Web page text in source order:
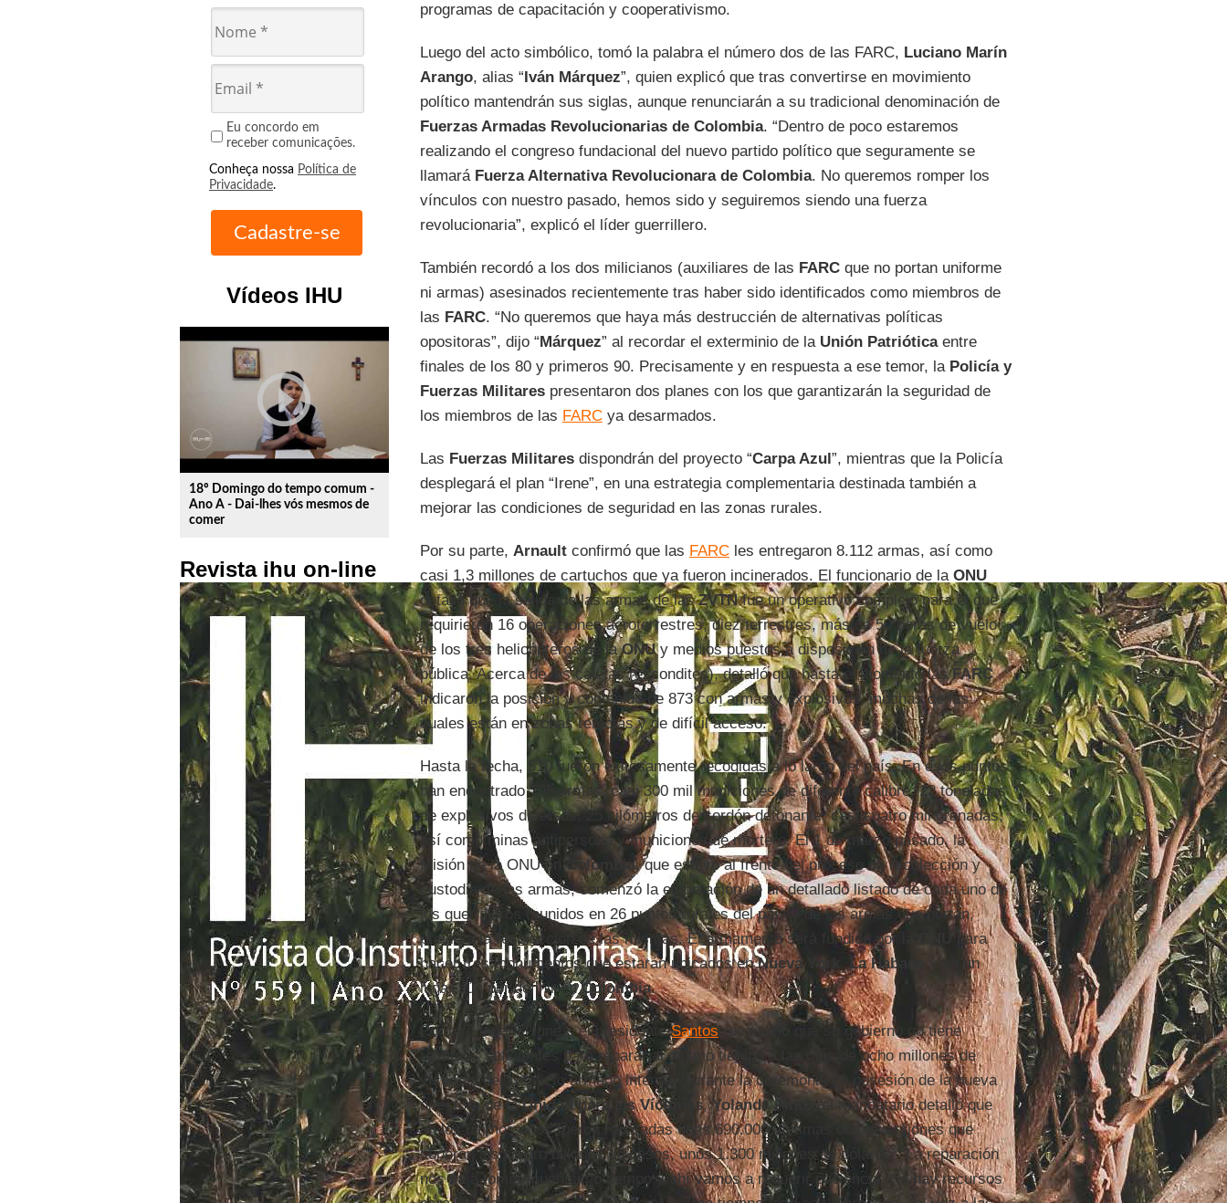
Eu concordo em
receber comunicações.
Conheça nossa Política de
Privacidade.
Vídeos IHU
play_circle_outline
18º Domingo do tempo comum -
Ano A - Dai-lhes vós mesmos de
comer
Revista ihu on-line
programas de capacitación y cooperativismo.
Luego del acto simbólico, tomó la palabra el número dos de las FARC, Luciano Marín
Arango, alias “Iván Márquez”, quien explicó que tras convertirse en movimiento
político mantendrán sus siglas, aunque renunciarán a su tradicional denominación de
Fuerzas Armadas Revolucionarias de Colombia. “Dentro de poco estaremos
realizando el congreso fundacional del nuevo partido político que seguramente se
llamará Fuerza Alternativa Revolucionara de Colombia. No queremos romper los
vínculos con nuestro pasado, hemos sido y seguiremos siendo una fuerza
revolucionaria”, explicó el líder guerrillero.
También recordó a los dos milicianos (auxiliares de las FARCque no portan uniforme
ni armas) asesinados recientemente tras haber sido identificados como miembros de
las FARC. “No queremos que haya más destruccién de alternativas políticas
opositoras”, dijo “Márquez” al recordar el exterminio de la Unión Patrióticaentre
finales de los 80 y primeros 90. Precisamente y en respuesta a ese temor, la Policía y
Fuerzas Militarespresentaron dos planes con los que garantizarán la seguridad de
los miembros de las FARCya desarmados.
Las Fuerzas Militaresdispondrán del proyecto “Carpa Azul”, mientras que la Policía
desplegará el plan “Irene”, en una estrategia complementaria destinada también a
mejorar las condiciones de seguridad en las zonas rurales.
Por su parte, Arnaultconfirmó que las FARCles entregaron 8.112 armas, así como
casi 1,3 millones de cartuchos que ya fueron incinerados. El funcionario de la ONU
detalló que la salida de las armas de lasZVTNfue un operativo complejo para el que
requirieron 16 operaciones aeroterrestres, diez terrestres, más de 50 horas de vuelo
de los tres helicópteros de laONUy medios puestos a disposición de la fuerza
pública. Acerca de las caletas (escondites), detalló que hasta el momento lasFARC
indicaron la posición y contenido de 873 con armas y explosivos, muchas de las
cuales están en zonas remotas y de difícil acceso.
Hasta la fecha, 510 fueron exitosamente recogidas a lo largo del país. En esos puntos
han encontrado 795 armas, casi 300 mil municiones de diferente calibre, 22 toneladas
de explosivos diversos, 25 kilómetros de cordón detonante, casi cuatro mil granadas,
así como minas antipersona y municiones de mortero. El 1 de marzo pasado, la
Misión de la ONU enColombia, que estuvo al frente del proceso de recolección y
custodia de las armas, comenzó la elaboración de un detallado listado de cada uno de
los guerrilleros reunidos en 26 puntos rurales del país y de las armas que portan,
previo a la recolección de las mismas. El armamento será fundido por la
para
hacer tres monumentos que estarán ubicados enNueva York ,La Habana
y en un
lugar aún por definir enColombia.
Por otro lado, el lunes, el presidenteSantosreconoció que su gobierno no tiene
recursos suficientes para reparar al mismo tiempo a las más de ocho millones de
víctimas del conflicto armado interno. Durante la ceremonia de posesión de la nueva
directora de laUnidad para las Víctimas,Yolanda Pinto
, el mandatario detalló que
en los últimos años fueron reparadas unas 690.000 víctimas con inversiones que
superan los cuatro billones de pesos, unos 1.300 millones de dólares. “La reparación
nos va a tomar muchísimo tiempo y ahí vamos a requerir paciencia. No hay recursos